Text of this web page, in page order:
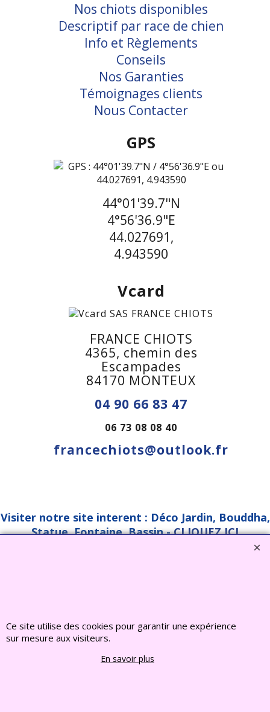
Nos chiots disponibles
Descriptif par race de chien
Info et Règlements
Conseils
Nos Garanties
Témoignages clients
Nous Contacter
GPS
44°01'39.7"N
4°56'36.9"E
44.027691,
4.943590
Vcard
FRANCE CHIOTS
4365, chemin des
Escampades
84170 MONTEUX
04 90 66 83 47
06 73 08 08 40
francechiots@outlook.fr
Visiter notre site interent : Déco Jardin, Bouddha,
Statue, Fontaine, Bassin -CLIQUEZ ICI
Ce site utilise des cookies pour garantir une expérience
sur mesure aux visiteurs.
En savoir plus